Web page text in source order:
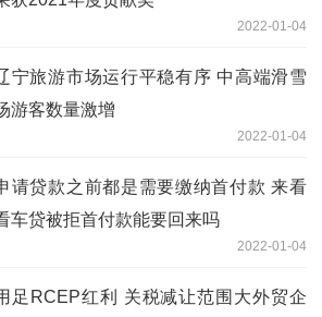
2022-01-04
宁旅游市场运行平稳有序 中高端滑雪
游客数量激增
2022-01-04
请贷款之前都是需要缴纳首付款 来看
车贷被拒首付款能要回来吗
2022-01-04
足RCEP红利 关税减让范围大外贸企